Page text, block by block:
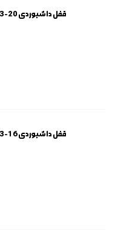
قفل داشبوردی JN103-20
قفل داشبوردی JN103-16